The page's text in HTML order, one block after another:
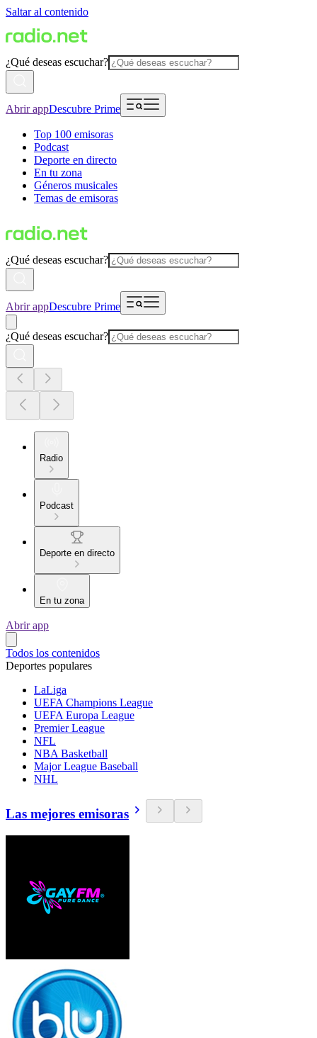
Saltar al contenido
¿Qué deseas escuchar?
Abrir appDescubre Prime
Top 100 emisoras
Podcast
Deporte en directo
En tu zona
Géneros musicales
Temas de emisoras
¿Qué deseas escuchar?
Abrir appDescubre Prime
¿Qué deseas escuchar?
Radio
Podcast
Deporte en directo
En tu zona
Abrir app
Todos los contenidos
Deportes populares
LaLiga
UEFA Champions League
UEFA Europa League
Premier League
NFL
NBA Basketball
Major League Baseball
NHL
Las mejores emisoras